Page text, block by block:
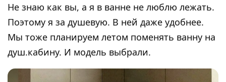
Не знаю как вы, а я в ванне не люблю лежать.
Поэтому я за душевую. В ней даже удобнее.
Мы тоже планируем летом поменять ванну на
душ.кабину. И модель выбрали.